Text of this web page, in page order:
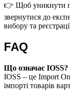
👉 Щоб уникнути
звернутися до
вибору та
FAQ
Що означає IOSS?
IOSS – це Import
імпорті товарів